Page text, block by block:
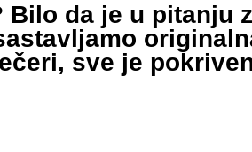
da je u pitanju
sve je